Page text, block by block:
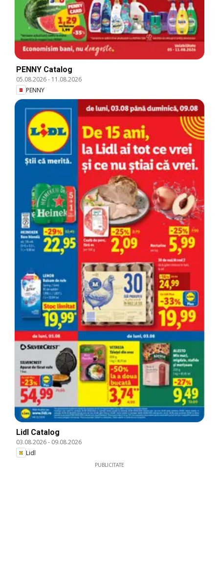
PENNY Catalog
05.08.2026- 11.08.2026
PENNY
Lidl Catalog
03.08.2026- 09.08.2026
Lidl
PUBLICITATE